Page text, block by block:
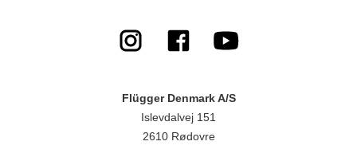
Flügger Denmark A/S
Islevdalvej 151
2610 Rødovre